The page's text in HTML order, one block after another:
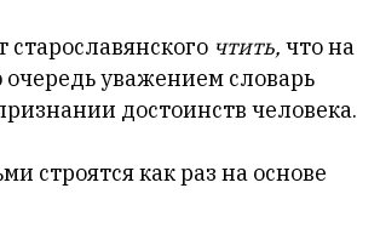
старославянского чтить, что на
уважением словарь
достоинств человека.
как раз на основе